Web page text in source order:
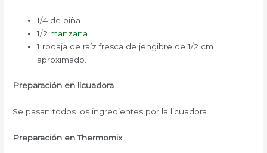
1/4 de piña.
1/2 manzana.
1 rodaja de raíz fresca de jengibre de 1/2 cm
aproximado.
Preparación en licuadora
Se pasan todos los ingredientes por la licuadora.
Preparación en Thermomix